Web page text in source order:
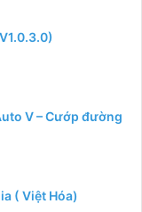
V – Cướp đường
( Việt Hóa)